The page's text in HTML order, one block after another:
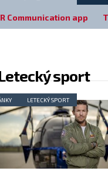
sport
LETECKÝ SPORT
Communication app